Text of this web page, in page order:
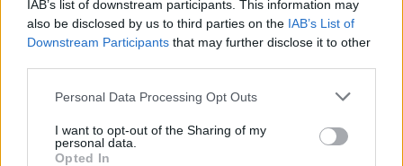
IAB’s list of downstream participants. This information may
also be disclosed by us to third parties on the IAB’s List of
Downstream Participants that may further disclose it to other
Personal Data Processing Opt Outs
I want to opt-out of the Sharing of my
personal data.
Opted In